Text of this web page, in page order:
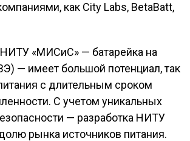
как City Labs, BetaBatt,
НИТУ «МИСиС» — батарейка на
— имеет большой потенциал, так
с длительным сроком
С учетом уникальных
— разработка НИТУ
рынка источников питания.